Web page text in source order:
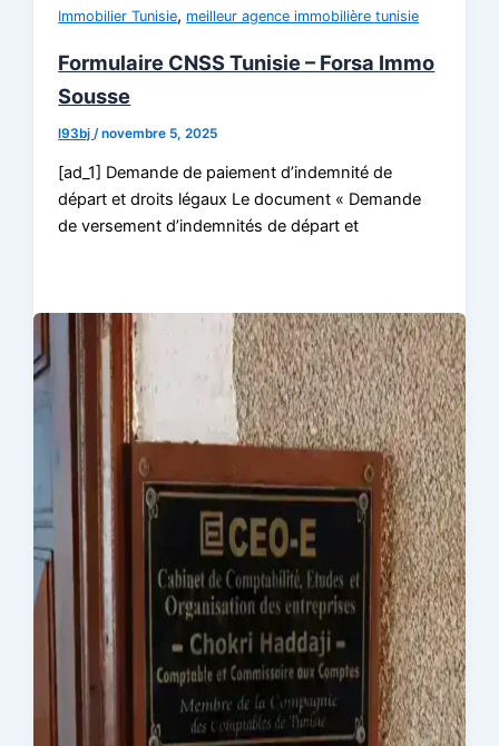
Immobilier Tunisie, meilleur agence immobilière tunisie
Formulaire CNSS Tunisie – Forsa Immo
Sousse
l93bj /novembre 5, 2025
[ad_1] Demande de paiement d’indemnité de
départ et droits légaux Le document « Demande
de versement d’indemnités de départ et